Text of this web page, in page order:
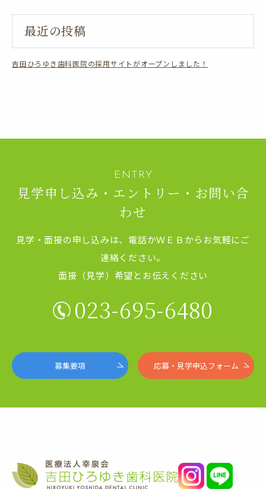
最近の投稿
吉田ひろゆき歯科医院の採用サイトがオープンしました！
見学申し込み・エントリー・お問い合
わせ
見学・面接の申し込みは、電話かＷＥＢからお気軽にご
連絡ください。
面接（見学）希望とお伝えください
023-695-6480
募集要項 応募・見学申込フォーム